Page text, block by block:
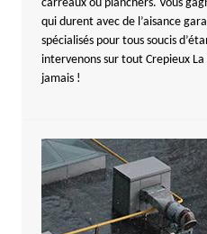
carreaux ou planchers. Vous
qui durent avec de l’aisance
spécialisés pour tous soucis
intervenons sur tout Crepieux
jamais !